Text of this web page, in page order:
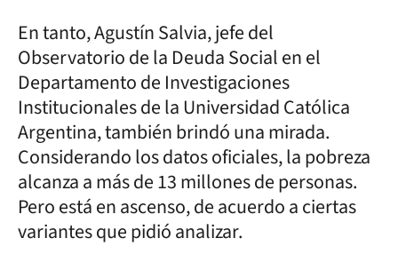
En tanto, Agustín Salvia, jefe del
Observatorio de la Deuda Social en el
Departamento de Investigaciones
Institucionales de la Universidad Católica
Argentina, también brindó una mirada.
Considerando los datos oficiales, la pobreza
alcanza a más de 13 millones de personas.
Pero está en ascenso, de acuerdo a ciertas
variantes que pidió analizar.